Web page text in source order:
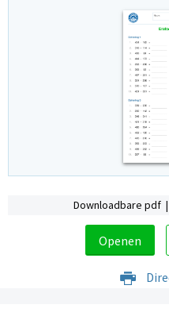
Downloadbare pdf
Openen